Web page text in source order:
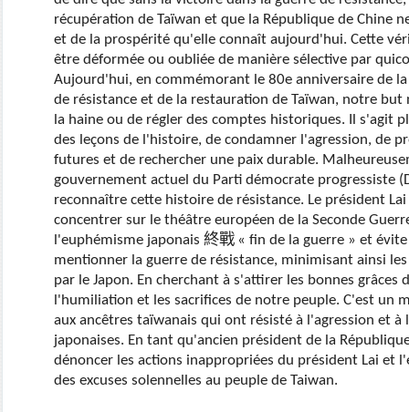
récupération de Taïwan et que la République de Chine
et de la prospérité qu'elle connaît aujourd'hui. Cette
être déformée ou oubliée de manière sélective par
Aujourd'hui, en commémorant le 80e anniversaire de
de résistance et de la restauration de Taïwan, notre
la haine ou de régler des comptes historiques. Il s'agit
des leçons de l'histoire, de condamner l'agression, de
futures et de rechercher une paix durable.
gouvernement actuel du Parti démocrate progressiste
reconnaître cette histoire de résistance. Le président
concentrer sur le théâtre européen de la Seconde
l'euphémisme japonais 終戰 « fin de la guerre » et
mentionner la guerre de résistance, minimisant ainsi
par le Japon. En cherchant à s'attirer les bonnes grâces
l'humiliation et les sacrifices de notre peuple. C'est un
aux ancêtres taïwanais qui ont résisté à l'agression et à
japonaises. En tant qu'ancien président de la
dénoncer les actions inappropriées du président Lai et
des excuses solennelles au peuple de Taiwan.